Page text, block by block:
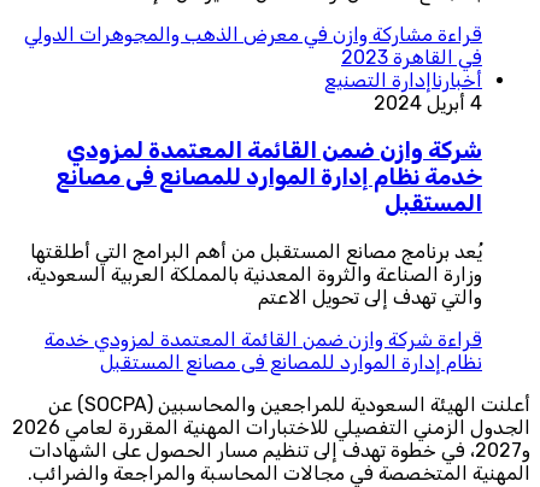
قراءة مشاركة وازن في معرض الذهب والمجوهرات الدولي
في القاهرة 2023
أخبارناإدارة التصنيع
4 أبريل 2024
شركة وازن ضمن القائمة المعتمدة لمزودي
خدمة نظام إدارة الموارد للمصانع فى مصانع
المستقبل
يُعد برنامج مصانع المستقبل من أهم البرامج التي أطلقتها
وزارة الصناعة والثروة المعدنية بالمملكة العربية السعودية،
والتي تهدف إلى تحويل الاعتم
قراءة شركة وازن ضمن القائمة المعتمدة لمزودي خدمة
نظام إدارة الموارد للمصانع فى مصانع المستقبل
أعلنت الهيئة السعودية للمراجعين والمحاسبين (SOCPA) عن
الجدول الزمني التفصيلي للاختبارات المهنية المقررة لعامي 2026
و2027، في خطوة تهدف إلى تنظيم مسار الحصول على الشهادات
المهنية المتخصصة في مجالات المحاسبة والمراجعة والضرائب.